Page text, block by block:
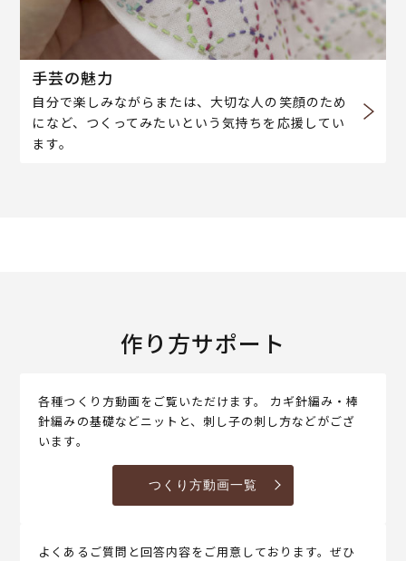
手芸の魅力
自分で楽しみながらまたは、大切な人の笑顔のため
になど、つくってみたいという気持ちを応援してい
ます。
作り方サポート
各種つくり方動画をご覧いただけます。 カギ針編み・棒
針編みの基礎などニットと、刺し子の刺し方などがござ
います。
つくり方動画一覧
よくあるご質問と回答内容をご用意しております。ぜひ